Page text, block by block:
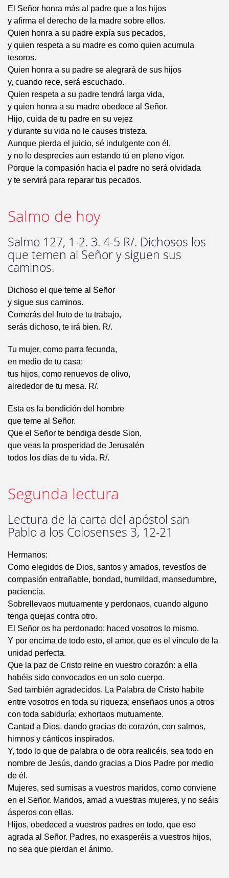
El Señor honra más al padre que a los hijos
y afirma el derecho de la madre sobre ellos.
Quien honra a su padre expía sus pecados,
y quien respeta a su madre es como quien acumula
tesoros.
Quien honra a su padre se alegrará de sus hijos
y, cuando rece, será escuchado.
Quien respeta a su padre tendrá larga vida,
y quien honra a su madre obedece al Señor.
Hijo, cuida de tu padre en su vejez
y durante su vida no le causes tristeza.
Aunque pierda el juicio, sé indulgente con él,
y no lo desprecies aun estando tú en pleno vigor.
Porque la compasión hacia el padre no será olvidada
y te servirá para reparar tus pecados.
Salmo de hoy
Salmo 127, 1-2. 3. 4-5 R/. Dichosos los
que temen al Señor y siguen sus
caminos.
Dichoso el que teme al Señor
y sigue sus caminos.
Comerás del fruto de tu trabajo,
serás dichoso, te irá bien. R/.
Tu mujer, como parra fecunda,
en medio de tu casa;
tus hijos, como renuevos de olivo,
alrededor de tu mesa. R/.
Esta es la bendición del hombre
que teme al Señor.
Que el Señor te bendiga desde Sion,
que veas la prosperidad de Jerusalén
todos los días de tu vida. R/.
Segunda lectura
Lectura de la carta del apóstol san
Pablo a los Colosenses 3, 12-21
Hermanos:
Como elegidos de Dios, santos y amados, revestíos de
compasión entrañable, bondad, humildad, mansedumbre,
paciencia.
Sobrellevaos mutuamente y perdonaos, cuando alguno
tenga quejas contra otro.
El Señor os ha perdonado: haced vosotros lo mismo.
Y por encima de todo esto, el amor, que es el vínculo de la
unidad perfecta.
Que la paz de Cristo reine en vuestro corazón: a ella
habéis sido convocados en un solo cuerpo.
Sed también agradecidos. La Palabra de Cristo habite
entre vosotros en toda su riqueza; enseñaos unos a otros
con toda sabiduría; exhortaos mutuamente.
Cantad a Dios, dando gracias de corazón, con salmos,
himnos y cánticos inspirados.
Y, todo lo que de palabra o de obra realicéis, sea todo en
nombre de Jesús, dando gracias a Dios Padre por medio
de él.
Mujeres, sed sumisas a vuestros maridos, como conviene
en el Señor. Maridos, amad a vuestras mujeres, y no seáis
ásperos con ellas.
Hijos, obedeced a vuestros padres en todo, que eso
agrada al Señor. Padres, no exasperéis a vuestros hijos,
no sea que pierdan el ánimo.